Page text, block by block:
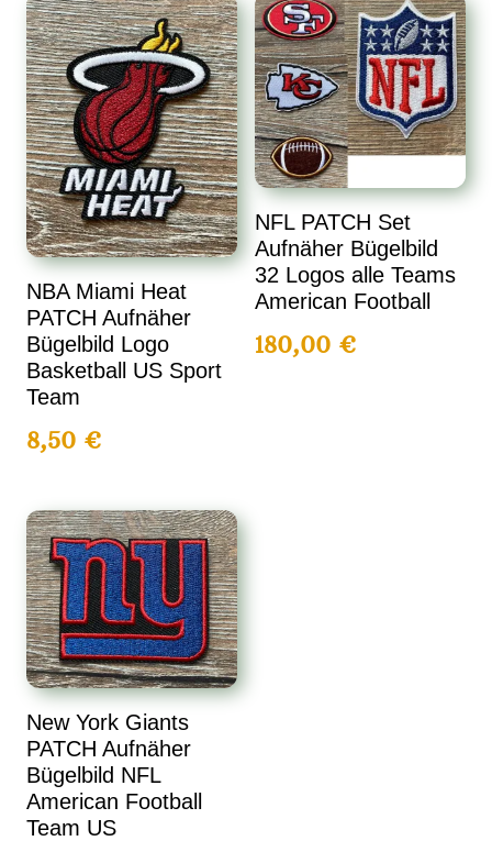
NBA Miami Heat
PATCH Aufnäher
Bügelbild Logo
Basketball US Sport
Team
8,50€
NFL PATCH Set
Aufnäher Bügelbild
32 Logos alle Teams
American Football
180,00 €
New York Giants
PATCH Aufnäher
Bügelbild NFL
American Football
Team US